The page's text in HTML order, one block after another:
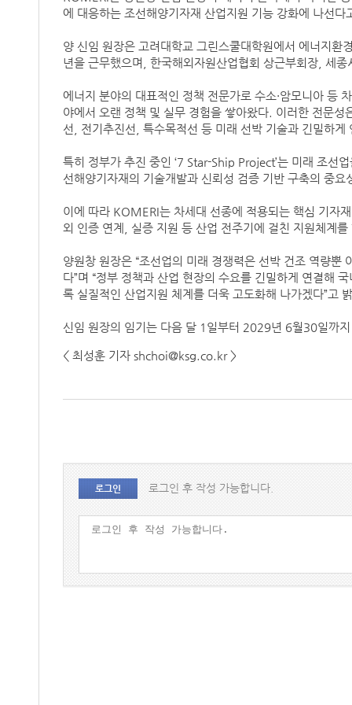
에 대응하는 조선해양기자재 산업지원 기능 강화에 나선다
양 신임 원장은 고려대학교 그린스쿨대학원에서 에너지
년을 근무했으며, 한국해외자원산업협회 상근부회장, 세
에너지 분야의 대표적인 정책 전문가로 수소·암모니아 등
야에서 오랜 정책 및 실무 경험을 쌓아왔다. 이러한 전문
선, 전기추진선, 특수목적선 등 미래 선박 기술과 긴밀하게
특히 정부가 추진 중인 ‘7 Star-Ship Project’는 미래 조선
선해양기자재의 기술개발과 신뢰성 검증 기반 구축의 중요
이에 따라 KOMERI는 차세대 선종에 적용되는 핵심 기자
외 인증 연계, 실증 지원 등 산업 전주기에 걸친 지원체계
양원창 원장은 “조선업의 미래 경쟁력은 선박 건조 역량뿐
다”며 “정부 정책과 산업 현장의 수요를 긴밀하게 연결해
록 실질적인 산업지원 체계를 더욱 고도화해 나가겠다”고
신임 원장의 임기는 다음 달 1일부터 2029년 6월30일까
< 최성훈 기자 shchoi@ksg.co.kr >
로그인 로그인 후 작성 가능합니다.